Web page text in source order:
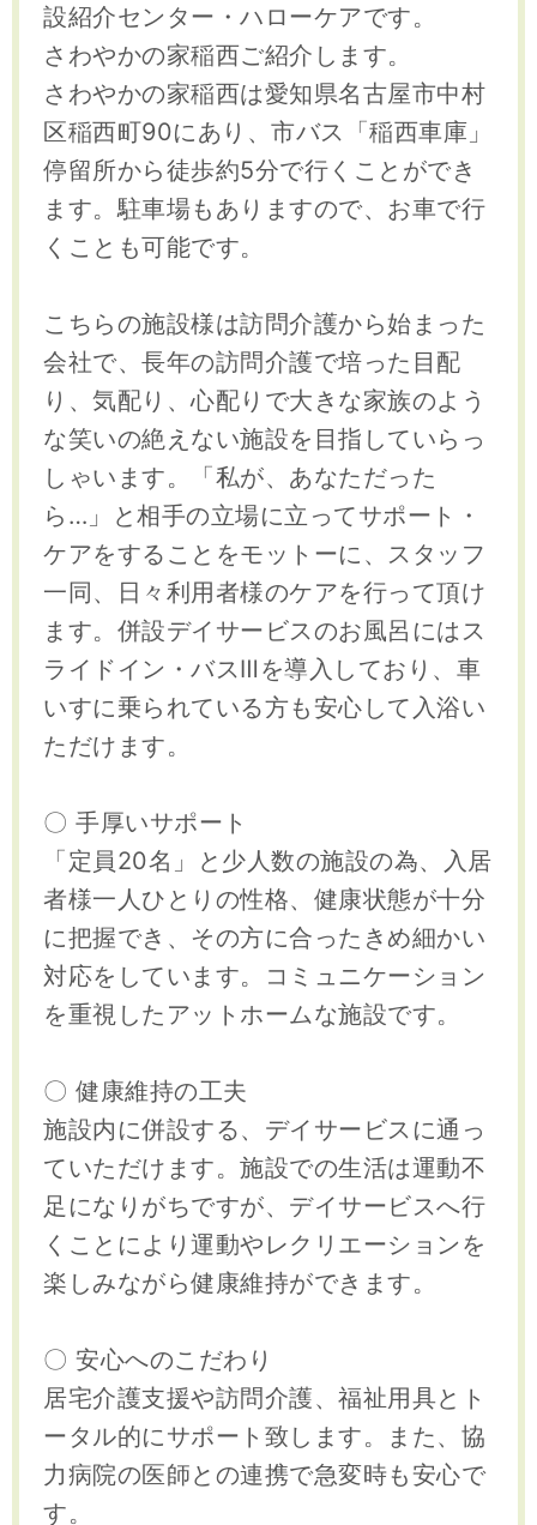
設紹介センター・ハローケアです。
さわやかの家稲西ご紹介します。
さわやかの家稲西は愛知県名古屋市中村
区稲西町90にあり、市バス「稲西車庫」
停留所から徒歩約5分で行くことができ
ます。駐車場もありますので、お車で行
くことも可能です。
こちらの施設様は訪問介護から始まった
会社で、長年の訪問介護で培った目配
り、気配り、心配りで大きな家族のよう
な笑いの絶えない施設を目指していらっ
しゃいます。「私が、あなただった
ら…」と相手の立場に立ってサポート・
ケアをすることをモットーに、スタッフ
一同、日々利用者様のケアを行って頂け
ます。併設デイサービスのお風呂にはス
ライドイン・バスⅢを導入しており、車
いすに乗られている方も安心して入浴い
ただけます。
〇 手厚いサポート
「定員20名」と少人数の施設の為、入居
者様一人ひとりの性格、健康状態が十分
に把握でき、その方に合ったきめ細かい
対応をしています。コミュニケーション
を重視したアットホームな施設です。
〇 健康維持の工夫
施設内に併設する、デイサービスに通っ
ていただけます。施設での生活は運動不
足になりがちですが、デイサービスへ行
くことにより運動やレクリエーションを
楽しみながら健康維持ができます。
〇 安心へのこだわり
居宅介護支援や訪問介護、福祉用具とト
ータル的にサポート致します。また、協
力病院の医師との連携で急変時も安心で
す。